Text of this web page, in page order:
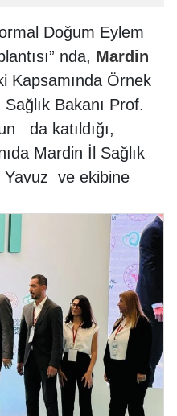
Doğum Eylem
nda, Mardin
Kapsamında Örnek
Sağlık Bakanı Prof.
da katıldığı,
Mardin İl Sağlık
Yavuz ve ekibine